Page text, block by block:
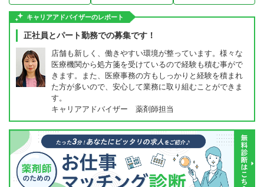
キャリアアドバイザーのレポート
正社員とパート勤務での募集です！
店舗も新しく、働きやすい環境が整っています。様々な
医療機関から処方箋を受けているので経験も積む事がで
きます。また、医療事務の方もしっかりと経験を積まれ
た方が多いので、安心して業務に取り組むことができま
す。
キャリアアドバイザー 薬剤師担当